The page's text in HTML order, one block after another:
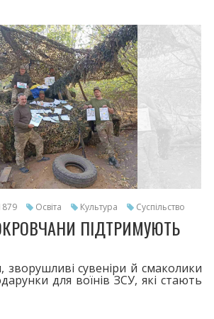
Освіта Культура Суспільство
ПІДТРИМУЮТЬ
сувеніри й смаколики
для воїнів ЗСУ, які стають